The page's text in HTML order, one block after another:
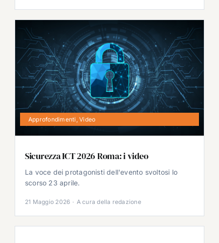
Approfondimenti ,Video
Sicurezza ICT 2026 Roma: i video
La voce dei protagonisti dell'evento svoltosi lo
scorso 23 aprile.
21 Maggio 2026 · A cura della redazione